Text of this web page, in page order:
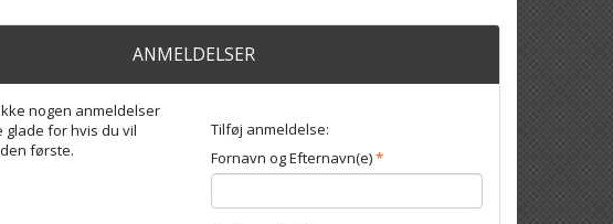
ANMELDELSER
nogen anmeldelser
glade for hvis du vil
første.
Tilføj anmeldelse:
Fornavn og Efternavn(e)